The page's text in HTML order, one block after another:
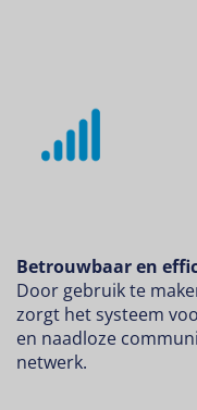
Betrouwbaar en
Door gebruik te
zorgt het systeem
en naadloze
netwerk.